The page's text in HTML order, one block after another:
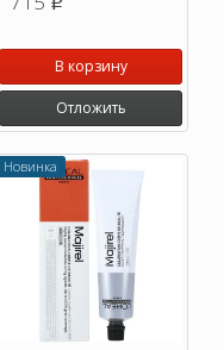
p
В корзину
Отложить
Новинка